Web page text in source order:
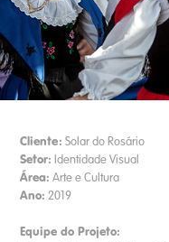
Cliente: Solar do Rosário
Setor: Identidade Visual
Área: Arte e Cultura
Ano: 2019
Equipe do Projeto: